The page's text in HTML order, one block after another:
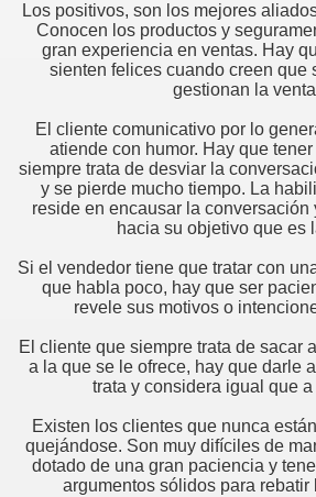
Los positivos, son los mejores
Conocen los productos y
gran experiencia en ventas. Hay
sienten felices cuando creen que
gestionan la
El cliente comunicativo por lo
atiende con humor. Hay que
siempre trata de desviar la
y se pierde mucho tiempo. La
reside en encausar la conversación
hacia su objetivo que es
Si el vendedor tiene que tratar con
que habla poco, hay que ser
revele sus motivos o
El cliente que siempre trata de sacar
a la que se le ofrece, hay que darle
trata y considera igual que
Existen los clientes que nunca
quejándose. Son muy difíciles de
dotado de una gran paciencia y
argumentos sólidos para rebatir
vendedor